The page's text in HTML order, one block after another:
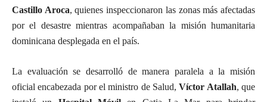
Castillo Aroca, quienes inspeccionaron las zonas más afectadas
por el desastre mientras acompañaban la misión humanitaria
dominicana desplegada en el país.
La evaluación se desarrolló de manera paralela a la misión
oficial encabezada por el ministro de Salud,Víctor Atallah, que